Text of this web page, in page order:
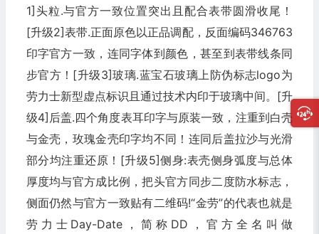
1]头粒.与官方一致位置突出且配合表带圆滑收尾！
[升级2]表带.正面原色以正品调配，反面编码346763
印字官方一致，连同字体到颜色，甚至到表带线条同
步官方！[升级3]玻璃.蓝宝石玻璃上防伪标志logo为
劳力士新型虚点标识且通过技术内印于玻璃中间。[升
级4]后盖.四个角度表耳印字与原装一致，注重到白壳
与金壳，玫瑰金壳印字均不同！连同后盖拉沙与光滑
部分均注重还原！[升级5]侧身:表壳侧身弧度与总体
厚度均与官方成比例，把头官方同步二度防水标志，
侧面仍然与官方一致贴有二维码!“金劳”的代表也就是
劳力士Day-Date，简称DD，官方全名叫做